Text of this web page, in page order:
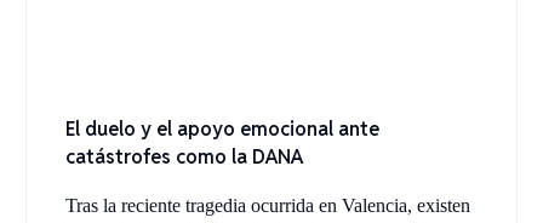
El duelo y el apoyo emocional ante
catástrofes como la DANA
Tras la reciente tragedia ocurrida en Valencia, existen